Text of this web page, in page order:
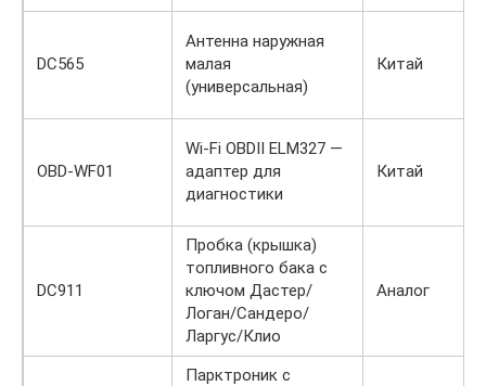
DC565
Антенна наружная
малая
(универсальная)
Китай
OBD-WF01
Wi-Fi OBDII ELM327 —
адаптер для
диагностики
Китай
DC911
Пробка (крышка)
топливного бака с
ключом Дастер/
Логан/Сандеро/
Ларгус/Клио
Аналог
Парктроник с